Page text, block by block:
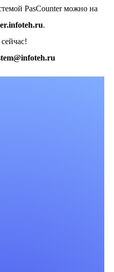
PasCounter можно на
.